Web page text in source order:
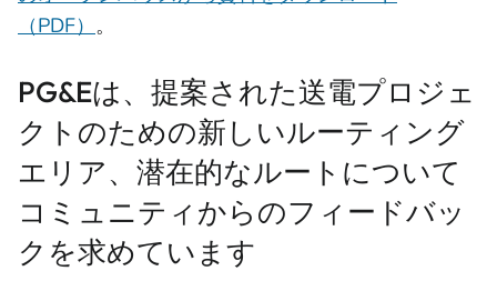
（PDF） 。
PG&Eは、提案された送電プロジェ
クトのための新しいルーティング
エリア、潜在的なルートについて
コミュニティからのフィードバッ
クを求めています